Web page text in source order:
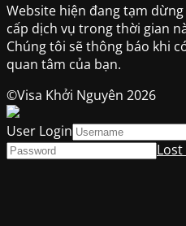
Website hiện đang tạm
cấp dịch vụ trong thời gian
Chúng tôi sẽ thông báo khi
quan tâm của bạn.
©Visa Khởi Nguyên 2026
User Login